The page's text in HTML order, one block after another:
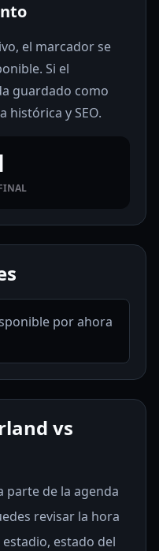
el marcador se
Si el
guardado como
histórica y SEO.
por ahora
vs
parte de la agenda
revisar la hora
estado del